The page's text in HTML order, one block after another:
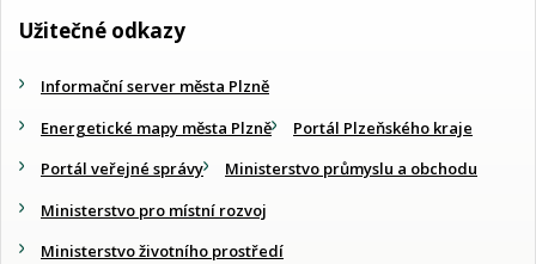
Užitečné odkazy
Informační server města Plzně
Energetické mapy města Plzně
Portál Plzeňského kraje
Portál veřejné správy
Ministerstvo průmyslu a obchodu
Ministerstvo pro místní rozvoj
Ministerstvo životního prostředí